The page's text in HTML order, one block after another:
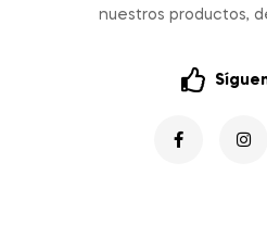
nuestros productos,